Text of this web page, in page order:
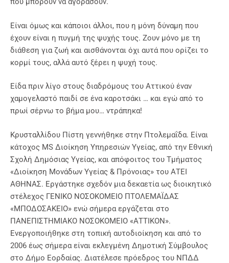
Είναι όμως και κάποιοι άλλοι, που η μόνη δύναμη που
έχουν είναι η πυγμή της ψυχής τους. Ζουν μόνο με τη
διάθεση για ζωή και αισθάνονται όχι αυτά που ορίζει το
κορμί τους, αλλά αυτό ξέρει η ψυχή τους.
Είδα πριν λίγο στους διαδρόμους του Αττικού έναν
χαμογελαστό παιδί σε ένα καροτσάκι … και εγώ από το
πρωί σέρνω το βήμα μου… ντράπηκα!
Κρυσταλλίδου Πίστη γεννήθηκε στην Πτολεμαΐδα. Είναι
κάτοχος ΜS Διοίκηση Υπηρεσιών Υγείας, από την Εθνική
Σχολή Δημόσιας Υγείας, και απόφοιτος του Τμήματος
«Διοίκηση Μονάδων Υγείας & Πρόνοιας» του ΑΤΕΙ
ΑΘΗΝΑΣ. Εργάστηκε σχεδόν μια δεκαετία ως διοικητικό
στέλεχος ΓΕΝΙΚΟ ΝΟΣΟΚΟΜΕΙΟ ΠΤΟΛΕΜΑΪΔΑΣ
«ΜΠΟΔΟΣΑΚΕΙΟ» ενώ σήμερα εργάζεται στο
ΠΑΝΕΠΙΣΤΗΜΙΑΚΟ ΝΟΣΟΚΟΜΕΙΟ «ΑΤΤΙΚΟΝ».
Ενεργοποιήθηκε στη τοπική αυτοδιοίκηση και από το
2006 έως σήμερα είναι εκλεγμένη Δημοτική Σύμβουλος
στο Δήμο Εορδαίας. Διατέλεσε πρόεδρος του ΝΠΔΔ